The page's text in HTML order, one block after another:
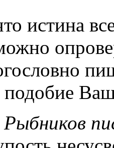
истина
подобие
Рыбников